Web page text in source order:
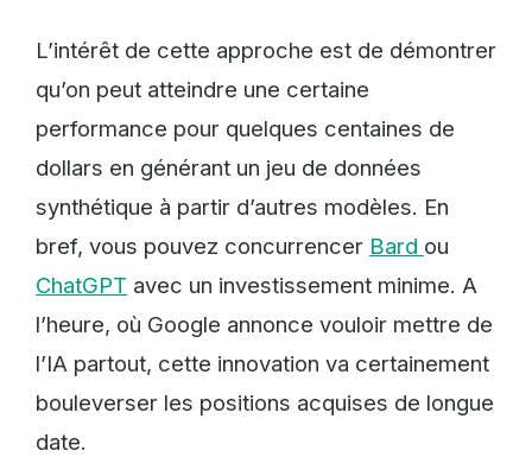
L’intérêt de cette approche est de démontrer
qu’on peut atteindre une certaine
performance pour quelques centaines de
dollars en générant un jeu de données
synthétique à partir d’autres modèles. En
bref, vous pouvez concurrencer Bard ou
ChatGPT avec un investissement minime. A
l’heure, où Google annonce vouloir mettre de
l’IA partout, cette innovation va certainement
bouleverser les positions acquises de longue
date.